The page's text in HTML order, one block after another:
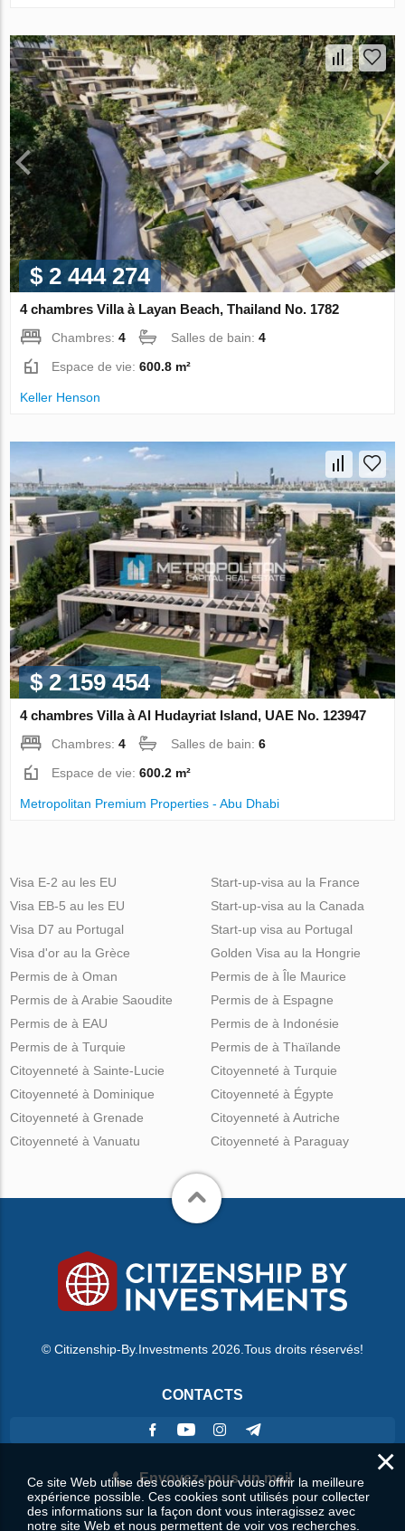
$ 2 444 274
4 chambres Villa à Layan Beach, Thailand No. 1782
Chambres:4 Salles de bain:4
Espace de vie:600.8 m²
Keller Henson
$ 2 159 454
4 chambres Villa à Al Hudayriat Island, UAE No. 123947
Chambres:4 Salles de bain:6
Espace de vie:600.2 m²
Metropolitan Premium Properties - Abu Dhabi
Visa E-2 au les EU
Visa EB-5 au les EU
Visa D7 au Portugal
Visa d'or au la Grèce
Start-up-visa au la France
Start-up-visa au la Canada
Start-up visa au Portugal
Golden Visa au la Hongrie
Permis de à Oman
Permis de à Arabie Saoudite
Permis de à EAU
Permis de à Turquie
Permis de à Île Maurice
Permis de à Espagne
Permis de à Indonésie
Permis de à Thaïlande
Citoyenneté à Sainte-Lucie
Citoyenneté à Dominique
Citoyenneté à Grenade
Citoyenneté à Vanuatu
Citoyenneté à Turquie
Citoyenneté à Égypte
Citoyenneté à Autriche
Citoyenneté à Paraguay
© Citizenship-By.Investments 2026.Tous droits réservés!
CONTACTS
Envoyez-nous un mail ×
Ce site Web utilise des cookies pour vous offrir la meilleure
expérience possible. Ces cookies sont utilisés pour collecter
des informations sur la façon dont vous interagissez avec
notre site Web et nous permettent de voir vos recherches.